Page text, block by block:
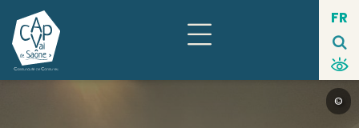
FR
©
Panneau de gestion des cookies